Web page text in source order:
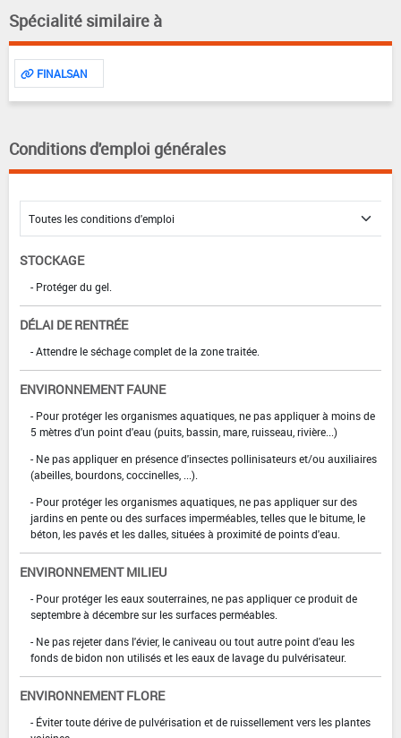
Spécialité similaire à
FINALSAN
Conditions d'emploi générales
STOCKAGE
- Protéger du gel.
DÉLAI DE RENTRÉE
- Attendre le séchage complet de la zone traitée.
ENVIRONNEMENT FAUNE
- Pour protéger les organismes aquatiques, ne pas appliquer à moins de
5 mètres d'un point d'eau (puits, bassin, mare, ruisseau, rivière...)
- Ne pas appliquer en présence d'insectes pollinisateurs et/ou auxiliaires
(abeilles, bourdons, coccinelles, ...).
- Pour protéger les organismes aquatiques, ne pas appliquer sur des
jardins en pente ou des surfaces imperméables, telles que le bitume, le
béton, les pavés et les dalles, situées à proximité de points d'eau.
ENVIRONNEMENT MILIEU
- Pour protéger les eaux souterraines, ne pas appliquer ce produit de
septembre à décembre sur les surfaces perméables.
- Ne pas rejeter dans l'évier, le caniveau ou tout autre point d'eau les
fonds de bidon non utilisés et les eaux de lavage du pulvérisateur.
ENVIRONNEMENT FLORE
- Éviter toute dérive de pulvérisation et de ruissellement vers les plantes